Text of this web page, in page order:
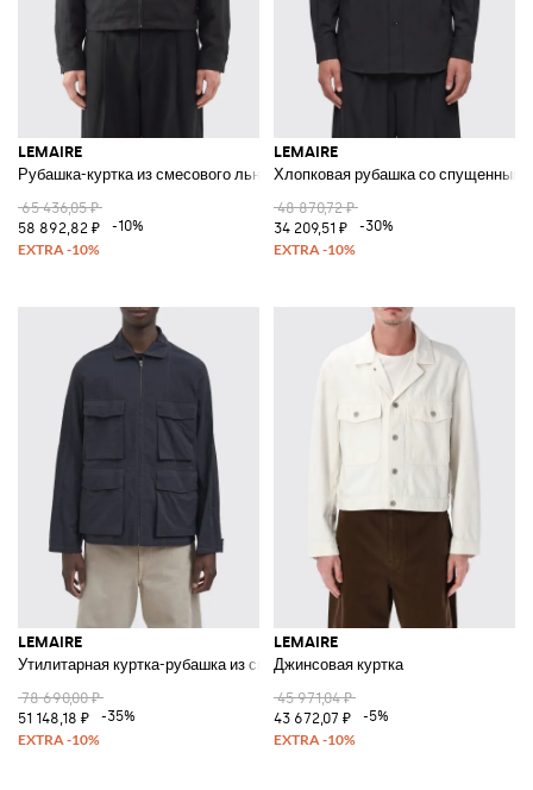
LEMAIRE
Рубашка-куртка из смесового льна
65 436,05 ₽
58 892,82 ₽
-10%
LEMAIRE
Хлопковая рубашка со
48 870,72 ₽
34 209,51 ₽
-30%
LEMAIRE
Утилитарная куртка-рубашка из смесового хлопка с накладными
78 690,00 ₽
51 148,18 ₽
-35%
LEMAIRE
Джинсовая куртка
45 971,04 ₽
43 672,07 ₽
-5%